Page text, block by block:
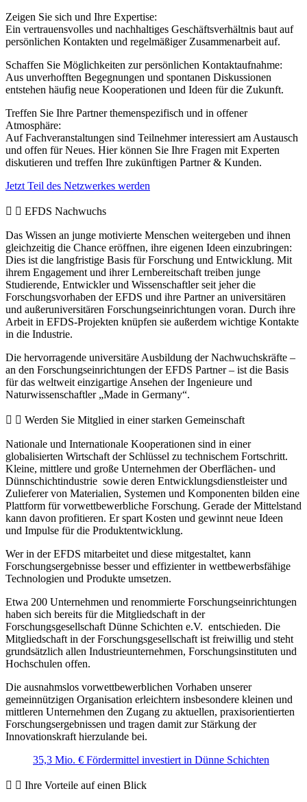
Zeigen Sie sich und Ihre Expertise:
Ein vertrauensvolles und nachhaltiges Geschäftsverhältnis baut auf
persönlichen Kontakten und regelmäßiger Zusammenarbeit auf.
Schaffen Sie Möglichkeiten zur persönlichen Kontaktaufnahme:
Aus unverhofften Begegnungen und spontanen Diskussionen
entstehen häufig neue Kooperationen und Ideen für die Zukunft.
Treffen Sie Ihre Partner themenspezifisch und in offener
Atmosphäre:
Auf Fachveranstaltungen sind Teilnehmer interessiert am Austausch
und offen für Neues. Hier können Sie Ihre Fragen mit Experten
diskutieren und treffen Ihre zukünftigen Partner & Kunden.
Jetzt Teil des Netzwerkes werden
EFDS Nachwuchs
Das Wissen an junge motivierte Menschen weitergeben und ihnen
gleichzeitig die Chance eröffnen, ihre eigenen Ideen einzubringen:
Dies ist die langfristige Basis für Forschung und Entwicklung. Mit
ihrem Engagement und ihrer Lernbereitschaft treiben junge
Studierende, Entwickler und Wissenschaftler seit jeher die
Forschungsvorhaben der EFDS und ihre Partner an universitären
und außeruniversitären Forschungseinrichtungen voran. Durch ihre
Arbeit in EFDS-Projekten knüpfen sie außerdem wichtige Kontakte
in die Industrie.
Die hervorragende universitäre Ausbildung der Nachwuchskräfte –
an den Forschungseinrichtungen der EFDS Partner – ist die Basis
für das weltweit einzigartige Ansehen der Ingenieure und
Naturwissenschaftler „Made in Germany“.
Werden Sie Mitglied in einer starken Gemeinschaft
Nationale und Internationale Kooperationen sind in einer
globalisierten Wirtschaft der Schlüssel zu technischem Fortschritt.
Kleine, mittlere und große Unternehmen der Oberflächen- und
Dünnschichtindustrie sowie deren Entwicklungsdienstleister und
Zulieferer von Materialien, Systemen und Komponenten bilden eine
Plattform für vorwettbewerbliche Forschung. Gerade der Mittelstand
kann davon profitieren. Er spart Kosten und gewinnt neue Ideen
und Impulse für die Produktentwicklung.
Wer in der EFDS mitarbeitet und diese mitgestaltet, kann
Forschungsergebnisse besser und effizienter in wettbewerbsfähige
Technologien und Produkte umsetzen.
Etwa 200 Unternehmen und renommierte Forschungseinrichtungen
haben sich bereits für die Mitgliedschaft in der
Forschungsgesellschaft Dünne Schichten e.V. entschieden. Die
Mitgliedschaft in der Forschungsgesellschaft ist freiwillig und steht
grundsätzlich allen Industrieunternehmen, Forschungsinstituten und
Hochschulen offen.
Die ausnahmslos vorwettbewerblichen Vorhaben unserer
gemeinnützigen Organisation erleichtern insbesondere kleinen und
mittleren Unternehmen den Zugang zu aktuellen, praxisorientierten
Forschungsergebnissen und tragen damit zur Stärkung der
Innovationskraft hierzulande bei.
35,3 Mio. € Fördermittel investiert in Dünne Schichten
Ihre Vorteile auf einen Blick